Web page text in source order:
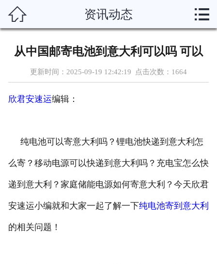
服务说明
资质荣誉
联系我们
 资讯动态 
从中国邮寄电池到意大利可以吗 可以
更新时间：2025-09-19 12:42:19 点击次数： 1664
欣君安速运编辑：
纯电池可以寄意大利吗？锂电池快递到意大利怎
么寄？移动电源可以快递到意大利吗？充电宝怎么快
递到意大利？家庭储能电源如何寄意大利？今天欣君
安速运小编就和大家一起了解一下纯电池寄到意大利
的相关问题！